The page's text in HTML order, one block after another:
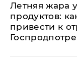
Летняя жара
продуктов:
привести к